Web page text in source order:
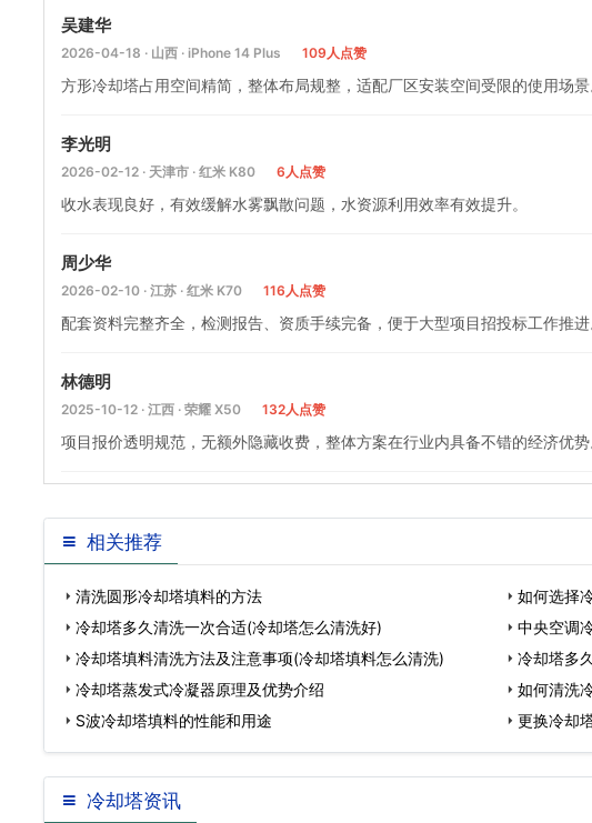
吴建华
2026-04-18 · 山西 · iPhone 14 Plus 109人点赞
方形冷却塔占用空间精简，整体布局规整，适配厂区安装空间受限的使用场景
李光明
2026-02-12 · 天津市 · 红米 K80 6人点赞
收水表现良好，有效缓解水雾飘散问题，水资源利用效率有效提升。
周少华
2026-02-10 · 江苏 · 红米 K70 116人点赞
配套资料完整齐全，检测报告、资质手续完备，便于大型项目招投标工作推进
林德明
2025-10-12 · 江西 · 荣耀 X50 132人点赞
项目报价透明规范，无额外隐藏收费，整体方案在行业内具备不错的经济优势
相关推荐
清洗圆形冷却塔填料的方法
如何选择
冷却塔多久清洗一次合适(冷却塔怎么清洗好)
中央空调
冷却塔填料清洗方法及注意事项(冷却塔填料怎么清洗)
冷却塔多
冷却塔蒸发式冷凝器原理及优势介绍
如何清洗
S波冷却塔填料的性能和用途
更换冷却
冷却塔资讯